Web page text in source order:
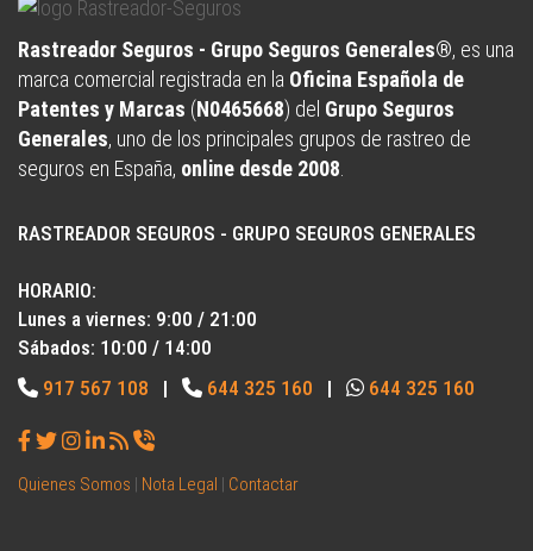
Rastreador Seguros - Grupo Seguros Generales®, es una
marca comercial registrada en la Oficina Española de
Patentes y Marcas (N0465668) del Grupo Seguros
Generales, uno de los principales grupos de rastreo de
seguros en España, online desde 2008.
RASTREADOR SEGUROS - GRUPO SEGUROS GENERALES
HORARIO:
Lunes a viernes: 9:00 / 21:00
Sábados: 10:00 / 14:00
917 567 108 | 644 325 160 | 644 325 160
Quienes Somos | Nota Legal | Contactar